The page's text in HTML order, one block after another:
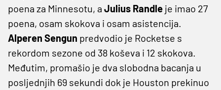
poena za Minnesotu, a Julius Randle je imao 27
poena, osam skokova i osam asistencija.
Alperen Sengun predvodio je Rocketse s
rekordom sezone od 38 koševa i 12 skokova.
Međutim, promašio je dva slobodna bacanja u
posljednjih 69 sekundi dok je Houston prekinuo